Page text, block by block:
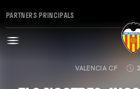
PARTNERS PRINCIPALS
VALENCIA CF